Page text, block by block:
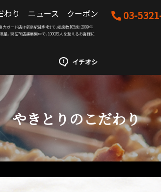
わり ニュース クーポン 03-
ガード店は新宿駅徒歩4分で、総席数105席！2009年
。現在76店舗展開中で、1000万人を超えるお客様に
イチオシ
やきとりのこだわり